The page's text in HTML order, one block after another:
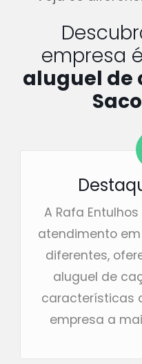
empresa
aluguel de
A Rafa
atendimento
diferentes,
aluguel de
características
empresa a